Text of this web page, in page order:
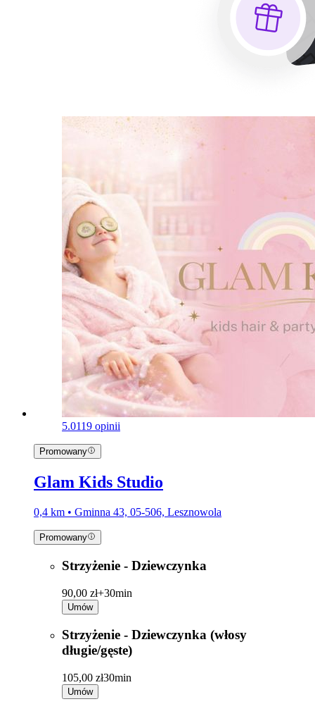
5.0119 opinii
Promowany
Glam Kids Studio
0,4 km • Gminna 43, 05-506, Lesznowola
Promowany
Strzyżenie - Dziewczynka
90,00 zł+30min
Umów
Strzyżenie - Dziewczynka (włosy
długie/gęste)
105,00 zł30min
Umów